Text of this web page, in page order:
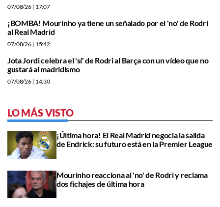
07/08/26 | 17:07
¡BOMBA! Mourinho ya tiene un señalado por el 'no' de Rodri
al Real Madrid
07/08/26 | 15:42
Jota Jordi celebra el 'sí' de Rodri al Barça con un vídeo que no
gustará al madridismo
07/08/26 | 14:30
LO MÁS VISTO
¡Última hora! El Real Madrid negocia la salida
de Endrick: su futuro está en la Premier League
Mourinho reacciona al 'no' de Rodri y reclama
dos fichajes de última hora